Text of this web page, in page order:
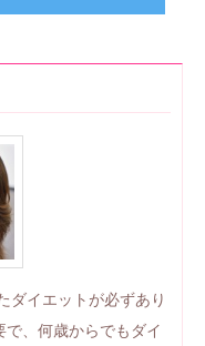
ダイエットが必ずあり
、何歳からでもダイ